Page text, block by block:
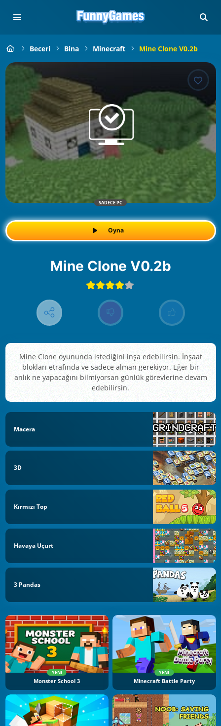
Beceri Bina Minecraft Mine Clone V0.2b
SADECE PC
Oyna
Mine Clone V0.2b
Mine Clone oyununda istediğini inşa edebilirsin. İnşaat
blokları etrafında ve sadece alman gerekiyor. Eğer bir
anlık ne yapacağını bilmiyorsan günlük görevlerine devam
edebilirsin.
Macera
3D
Kırmızı Top
Havaya Uçurt
3 Pandas
YENI
Monster School 3
YENI
Minecraft Battle Party